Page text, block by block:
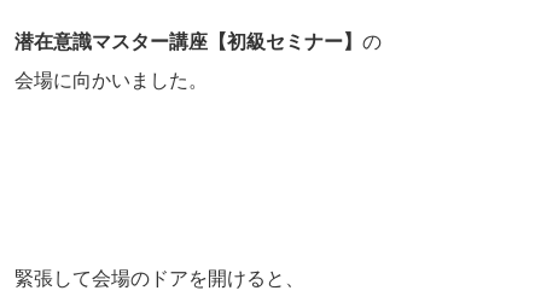
潜在意識マスター講座【初級セミナー】 の
会場に向かいました。
緊張して会場のドアを開けると、